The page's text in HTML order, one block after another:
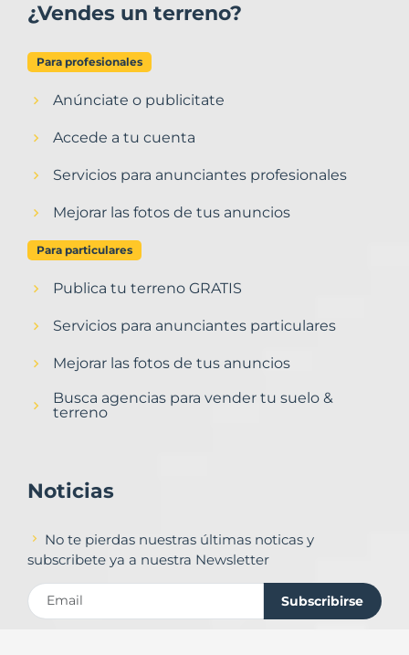
¿Vendes un terreno?
Para profesionales
Anúnciate o publicitate
Accede a tu cuenta
Servicios para anunciantes profesionales
Mejorar las fotos de tus anuncios
Para particulares
Publica tu terreno GRATIS
Servicios para anunciantes particulares
Mejorar las fotos de tus anuncios
Busca agencias para vender tu suelo &
terreno
Noticias
No te pierdas nuestras últimas noticas y
subscribete ya a nuestra Newsletter
Subscribirse